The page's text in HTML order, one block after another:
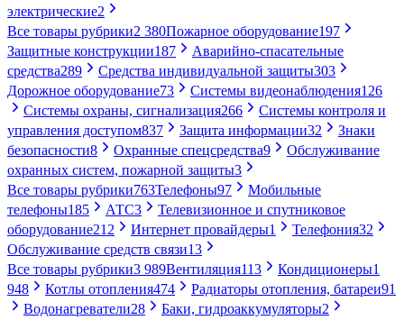
электрические2
Все товары рубрики2 380Пожарное оборудование197
Защитные конструкции187
Аварийно-спасательные
средства289 Средства индивидуальной защиты303
Дорожное оборудование73 Системы видеонаблюдения126
Системы охраны, сигнализация266
Системы контроля и
управления доступом837 Защита информации32
Знаки
безопасности8 Охранные спецсредства9
Обслуживание
охранных систем, пожарной защиты3
Все товары рубрики763Телефоны97
Мобильные
телефоны185 АТС3
Телевизионное и спутниковое
оборудование212 Интернет провайдеры1 Телефония32
Обслуживание средств связи13
Все товары рубрики3 989Вентиляция113 Кондиционеры1
948
Котлы отопления474 Радиаторы отопления, батареи91
Водонагреватели28 Баки, гидроаккумуляторы2